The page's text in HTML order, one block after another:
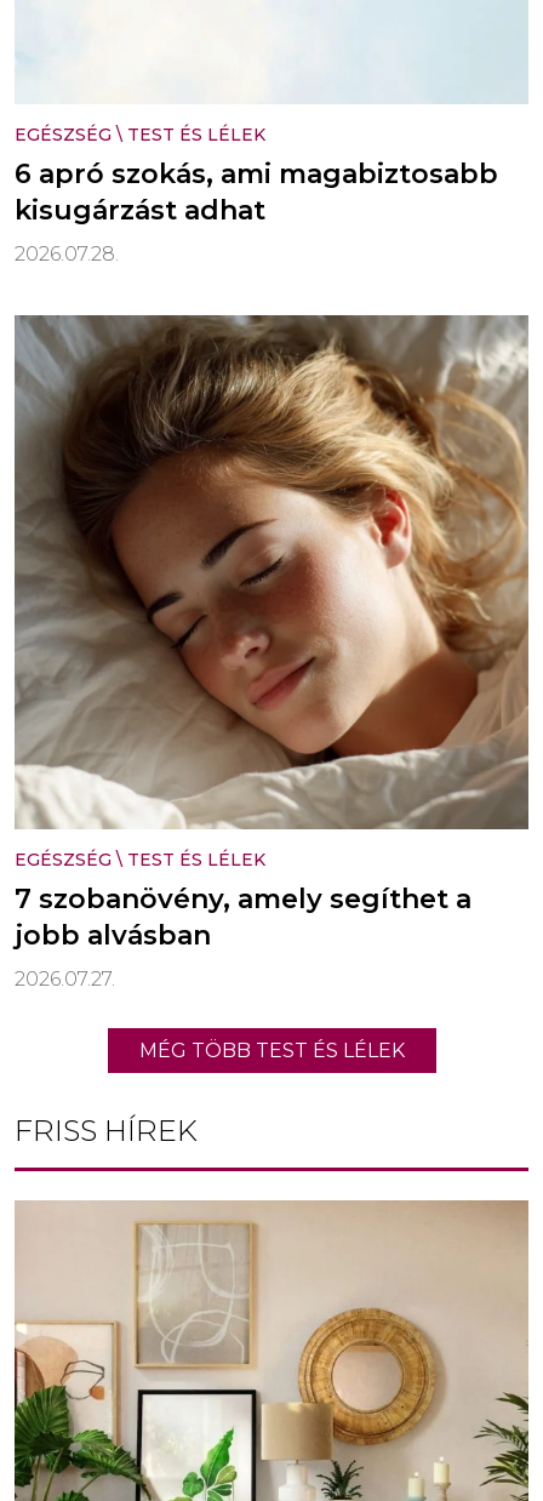
EGÉSZSÉG \ TEST ÉS LÉLEK
6 apró szokás, ami magabiztosabb
kisugárzást adhat
2026.07.28.
EGÉSZSÉG \ TEST ÉS LÉLEK
7 szobanövény, amely segíthet a
jobb alvásban
2026.07.27.
MÉG TÖBB TEST ÉS LÉLEK
FRISS HÍREK